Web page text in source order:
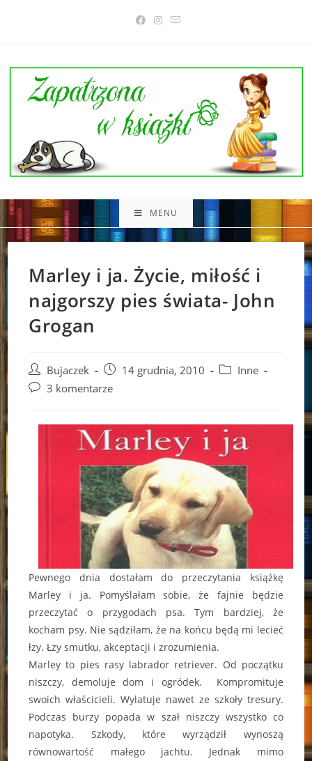
MENU
Marley i ja. Życie, miłość i
najgorszy pies świata- John
Grogan
Post
author:
Bujaczek
Post
published:
14 grudnia, 2010
PostInne
Post3 komentarze
Pewnego dnia dostałam do przeczytania książkę
Marley i ja. Pomyślałam sobie, że fajnie będzie
przeczytać o przygodach psa. Tym bardziej, że
kocham psy. Nie sądziłam, że na końcu będą mi lecieć
łzy. Łzy smutku, akceptacji i zrozumienia.
Marley to pies rasy labrador retriever. Od początku
niszczy, demoluje dom i ogródek. Kompromituje
swoich właścicieli. Wylatuje nawet ze szkoły tresury.
Podczas burzy popada w szał niszczy wszystko co
napotyka. Szkody, które wyrządził wynoszą
równowartość małego jachtu. Jednak mimo